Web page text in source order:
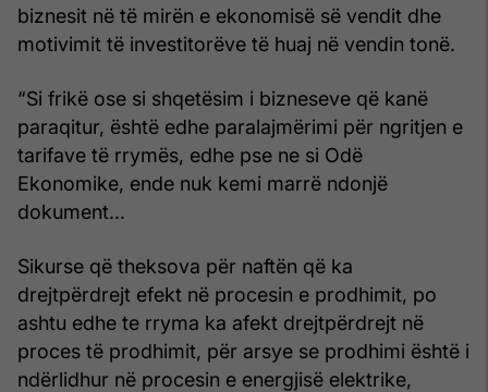
biznesit në të mirën e ekonomisë së vendit dhe
motivimit të investitorëve të huaj në vendin tonë.
“Si frikë ose si shqetësim i bizneseve që kanë
paraqitur, është edhe paralajmërimi për ngritjen e
tarifave të rrymës, edhe pse ne si Odë
Ekonomike, ende nuk kemi marrë ndonjë
dokument...
Sikurse që theksova për naftën që ka
drejtpërdrejt efekt në procesin e prodhimit, po
ashtu edhe te rryma ka afekt drejtpërdrejt në
proces të prodhimit, për arsye se prodhimi është i
ndërlidhur në procesin e energjisë elektrike,